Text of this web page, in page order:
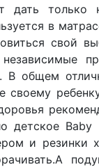
дать только
в
свой
В общем
своему
детское
и резинки